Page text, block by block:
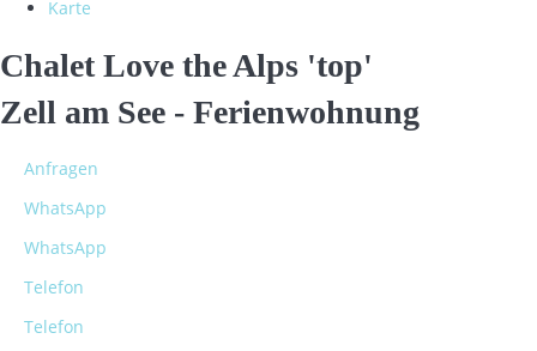
Karte
Chalet Love the Alps 'top'
Zell am See - Ferienwohnung
Anfragen
WhatsApp
WhatsApp
Telefon
Telefon